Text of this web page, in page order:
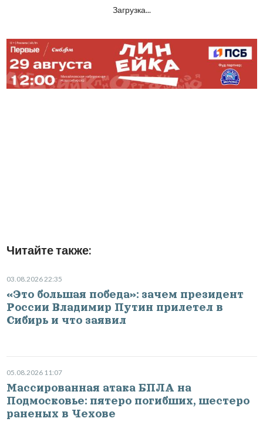
Загрузка...
Читайте также:
03.08.2026 22:35
«Это большая победа»: зачем президент
России Владимир Путин прилетел в
Сибирь и что заявил
05.08.2026 11:07
Массированная атака БПЛА на
Подмосковье: пятеро погибших, шестеро
раненых в Чехове